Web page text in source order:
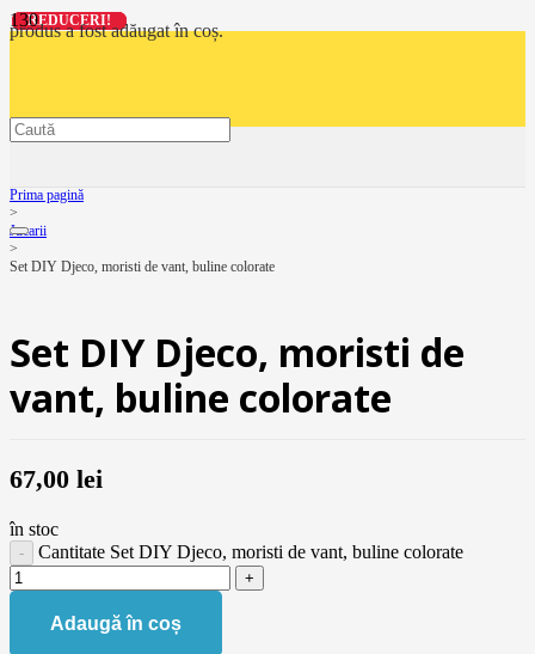
produsa fost adăugat în coș.
Prima pagină
>
Jucarii
>
Set DIY Djeco, moristi de vant, buline colorate
Set DIY Djeco, moristi de
vant, buline colorate
67,00 lei
în stoc
Cantitate Set DIY Djeco, moristi de vant, buline colorate
Adaugă în coș
REDUCERI!
REDUCERI!
REDUCERI!
REDUCERI!